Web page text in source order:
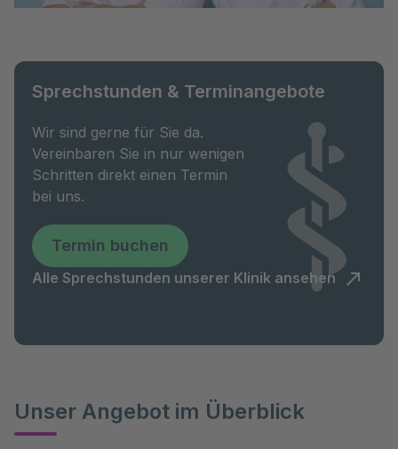
Sprechstunden & Terminangebote
Wir sind gerne für Sie da.
Vereinbaren Sie in nur wenigen
Schritten direkt einen Termin
bei uns.
Termin buchen
Alle Sprechstunden unserer Klinik ansehen
Unser Angebot im Überblick